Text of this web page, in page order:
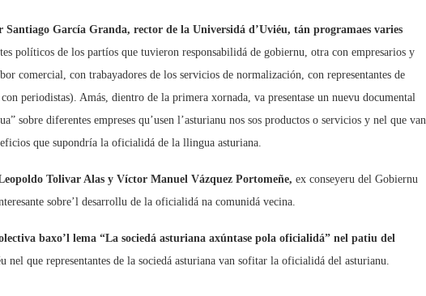
García Granda, rector de la Universidá d’Uviéu, tán programaes varies
políticos de los partíos que tuvieron responsabilidá de gobiernu, otra con empresarios y
comercial, con trabayadores de los servicios de normalización, con representantes de
periodistas). Amás, dientro de la primera xornada, va presentase un nuevu documental
sobre diferentes empreses qu’usen l’asturianu nos sos productos o servicios y nel que van
que supondría la oficialidá de la llingua asturiana.
Tolivar Alas y Víctor Manuel Vázquez Portomeñe, ex conseyeru del Gobiernu
sobre’l desarrollu de la oficialidá na comunidá vecina.
baxo’l lema “La sociedá asturiana axúntase pola oficialidá” nel patiu del
nel que representantes de la sociedá asturiana van sofitar la oficialidá del asturianu.